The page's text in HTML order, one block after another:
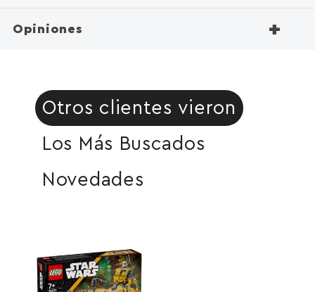
Opiniones +
Otros clientes vieron
Los Más Buscados
Novedades